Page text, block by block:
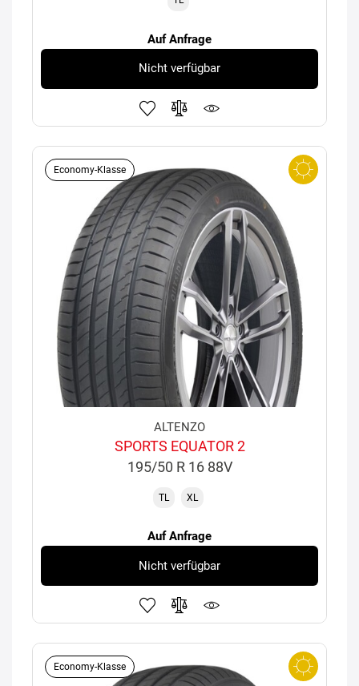
Auf Anfrage
Nicht verfügbar
Economy-Klasse
ALTENZO
SPORTS EQUATOR 2
195/50 R 16 88V
TL XL
Auf Anfrage
Nicht verfügbar
Economy-Klasse